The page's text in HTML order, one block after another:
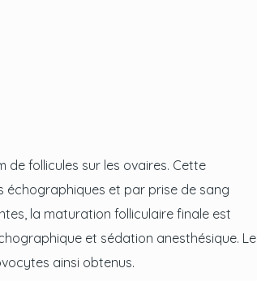
de follicules sur les ovaires. Cette
échographiques et par prise de sang
la maturation folliculaire finale est
et sédation anesthésique. Le
ainsi obtenus.